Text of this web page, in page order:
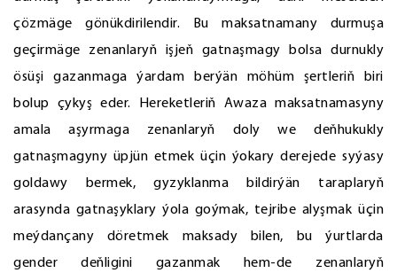
çözmäge gönükdirilendir. Bu maksatnamany durmuşa
geçirmäge zenanlaryň işjeň gatnaşmagy bolsa durnukly
ösüşi gazanmaga ýardam berýän möhüm şertleriň biri
bolup çykyş eder. Hereketleriň Awaza maksatnamasyny
amala aşyrmaga zenanlaryň doly we deňhukukly
gatnaşmagyny üpjün etmek üçin ýokary derejede syýasy
goldawy bermek, gyzyklanma bildirýän taraplaryň
arasynda gatnaşyklary ýola goýmak, tejribe alyşmak üçin
meýdançany döretmek maksady bilen, bu ýurtlarda
gender deňligini gazanmak hem-de zenanlaryň